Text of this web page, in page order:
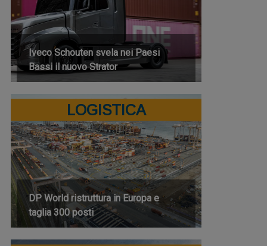
Iveco Schouten svela nei Paesi
Bassi il nuovo Strator
LOGISTICA
DP World ristruttura in Europa e
taglia 300 posti